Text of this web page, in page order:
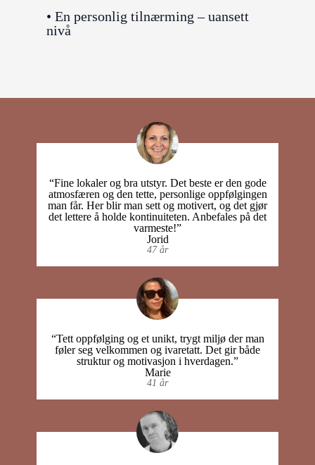
• En personlig tilnærming – uansett
nivå
“Fine lokaler og bra utstyr. Det beste er den gode
atmosfæren og den tette, personlige oppfølgingen
man får. Her blir man sett og motivert, og det gjør
det lettere å holde kontinuiteten. Anbefales på det
varmeste!”
Jorid
47 år
“Tett oppfølging og et unikt, trygt miljø der man
føler seg velkommen og ivaretatt. Det gir både
struktur og motivasjon i hverdagen.”
Marie
41 år